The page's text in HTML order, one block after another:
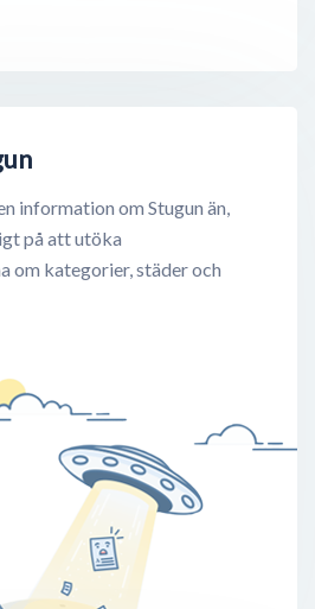
information om Stugun än,
på att utöka
om kategorier, städer och